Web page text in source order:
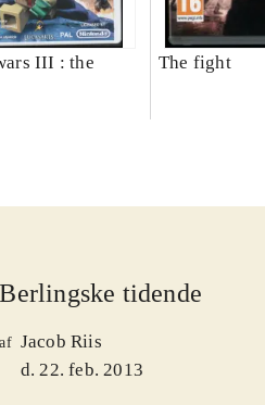
III : the
The fight
Berlingske tidende
af Jacob Riis
d. 22. feb. 2013